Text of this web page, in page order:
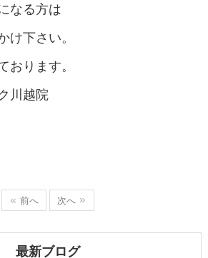
なる方は
け下さい。
おります。
川越院
前へ 次へ
最新ブログ